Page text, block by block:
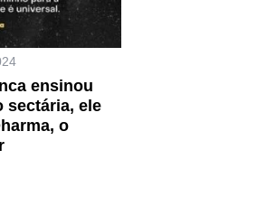
ensinou
sectária, ele
o